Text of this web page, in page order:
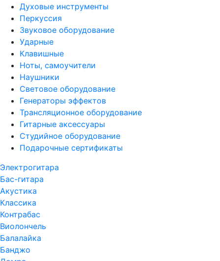
Духовые инструменты
Перкуссия
Звуковое оборудование
Ударные
Клавишные
Ноты, самоучители
Наушники
Световое оборудование
Генераторы эффектов
Трансляционное оборудование
Гитарные аксессуары
Студийное оборудование
Подарочные сертификаты
Электрогитара
Бас-гитара
Акустика
Классика
Контрабас
Виолончель
Балалайка
Банджо